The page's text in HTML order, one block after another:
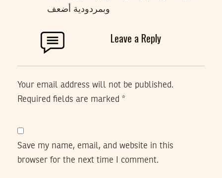
وبمردودية أضعف
Leave a Reply
Your email address will not be published.
Required fields are marked *
Save my name, email, and website in this
browser for the next time I comment.